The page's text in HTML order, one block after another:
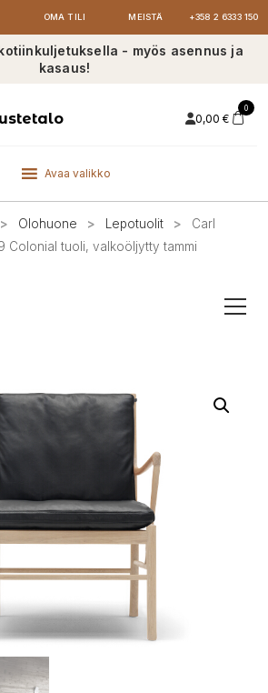
OMA TILI MEISTÄ +358 2 6333 150
- myös asennus ja
kasaus!
0,00 €
0
Avaa valikko
> Olohuone > Lepotuolit >
Carl
Colonial tuoli, valkoöljytty tammi